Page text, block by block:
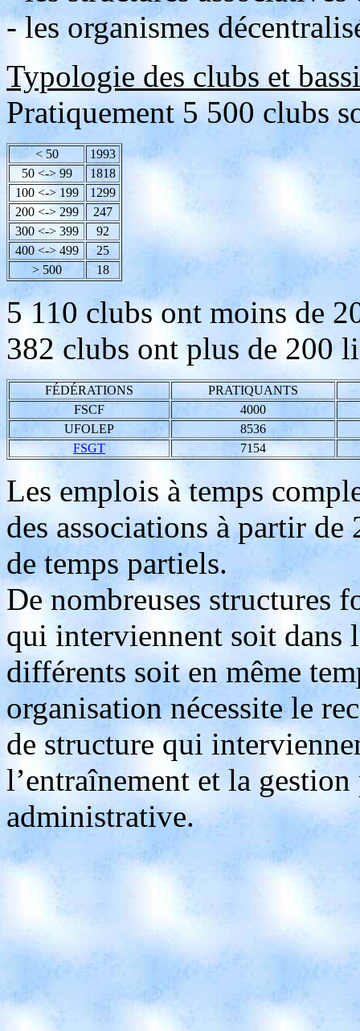
- les organismes
Typologie des clubs et
Pratiquement 5 500 clubs
< 50
1993
50 <-> 99
1818
100 <-> 199
1299
200 <-> 299
247
300 <-> 399
92
400 <-> 499
25
> 500
18
5 110 clubs ont moins de
382 clubs ont plus de 200
FÉDÉRATIONS
PRATIQUANTS
FSCF
4000
UFOLEP
8536
FSGT
7154
Les emplois à temps
des associations à partir
de temps partiels.
De nombreuses structures
qui interviennent soit dans
différents soit en même
organisation nécessite le
de structure qui
l’entraînement et la
administrative.